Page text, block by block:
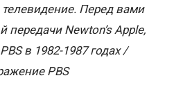
Перед вами
передачи Newton’s Apple,
в 1982-1987 годах /
PBS